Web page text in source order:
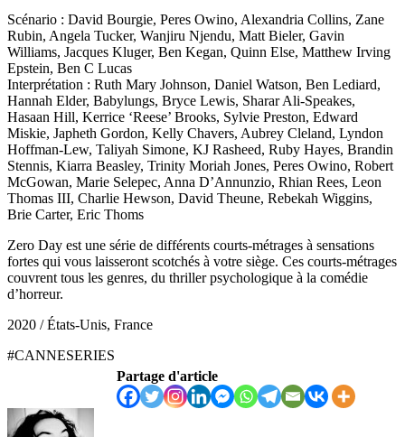
Scénario : David Bourgie, Peres Owino, Alexandria Collins, Zane
Rubin, Angela Tucker, Wanjiru Njendu, Matt Bieler, Gavin
Williams, Jacques Kluger, Ben Kegan, Quinn Else, Matthew Irving
Epstein, Ben C Lucas
Interprétation : Ruth Mary Johnson, Daniel Watson, Ben Lediard,
Hannah Elder, Babylungs, Bryce Lewis, Sharar Ali-Speakes,
Hasaan Hill, Kerrice ‘Reese’ Brooks, Sylvie Preston, Edward
Miskie, Japheth Gordon, Kelly Chavers, Aubrey Cleland, Lyndon
Hoffman-Lew, Taliyah Simone, KJ Rasheed, Ruby Hayes, Brandin
Stennis, Kiarra Beasley, Trinity Moriah Jones, Peres Owino, Robert
McGowan, Marie Selepec, Anna D’Annunzio, Rhian Rees, Leon
Thomas III, Charlie Hewson, David Theune, Rebekah Wiggins,
Brie Carter, Eric Thoms
Zero Day est une série de différents courts-métrages à sensations
fortes qui vous laisseront scotchés à votre siège. Ces courts-métrages
couvrent tous les genres, du thriller psychologique à la comédie
d’horreur.
2020 / États-Unis, France
#CANNESERIES
Partage d'article